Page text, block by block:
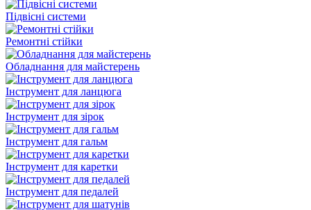
Підвісні системи
Ремонтні стійки
Обладнання для майстерень
Інструмент для ланцюга
Інструмент для зірок
Інструмент для гальм
Інструмент для каретки
Інструмент для педалей